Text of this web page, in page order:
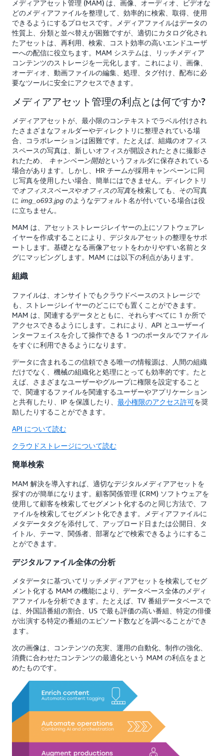
メディアアセット管理 (MAM) は、画像、オーディオ、ビデオな
どのメディアファイルを整理して、効率的に検索、取得、使用
できるようにするプロセスです。メディアファイルはデータの
性質上、分類と並べ替えが困難ですが、適切にカタログ化され
たアセットは、再利用、検索、コスト効率の高いエンドユーザ
ーへの配信に役立ちます。MAM システムは、リッチメディア
コンテンツのストレージを一元化します。これにより、画像、
オーディオ、動画ファイルの編集、処理、タグ付け、配布に必
要なツールに安全にアクセスできます。
メディアアセット管理の利点とは何ですか?
メディアアセットが、最小限のコンテキストでラベル付けされ
たさまざまなフォルダーやディレクトリに整理されている場
合、コラボレーションは困難です。たとえば、組織のオフィス
スペースの写真は、新しいオフィスが開設されたときに撮影さ
れたため、
キャンペーン開始というフォルダに保存されている
場合があります。しかし、HR チームが採用キャンペーンに同
じ写真を使用したい場合、簡単にはできません。ディレクトリ
でオフィススペースやオフィスの写真を検索しても、その写真
に img_o693.jpg のようなデフォルト名が付いている場合は役
に立ちません。
MAM は、アセットストレージレイヤーの上にソフトウェアレ
イヤーを作成することにより、デジタルアセットの整理をサポ
ートします。基礎となる画像アセットをわかりやすい名前とタ
グにマッピングします。MAM には以下の利点があります。
組織
ファイルは、オンサイトでもクラウドベースのストレージで
も、ストレージレイヤーのどこにでも置くことができます。
MAM は、関連するデータとともに、それらすべてに 1 か所で
アクセスできるようにします。これにより、API とユーザーイ
ンターフェイスを介して操作できる 1 つのポータルでファイル
をすぐに利用できるようになります。
データに含まれるこの信頼できる唯一の情報源は、人間の組織
だけでなく、機械の組織化と処理にとっても効率的です。たと
えば、さまざまなユーザーやグループに権限を設定すること
で、関連するファイルを関連するユーザーやアプリケーション
と共有したり、IP を保護したり、 最小権限のアクセス許可を奨
励したりすることができます。
API について読む
クラウドストレージについて読む
簡単検索
MAM 解決を導入すれば、適切なデジタルメディアアセットを
探すのが簡単になります。顧客関係管理 (CRM) ソフトウェアを
使用して顧客を検索してセグメント化するのと同じ方法で、フ
ァイルを検索してセグメント化できます。メディアファイルに
メタデータタグを添付して、アップロード日または公開日、タ
イトル、テーマ、関係者、部署などで検索できるようにするこ
とができます。
デジタルファイル全体の分析
メタデータに基づいてリッチメディアアセットを検索してセグ
メント化する MAM の機能により、データベース全体のメディ
アファイルを分析できます。たとえば、TV 番組データベースで
は、外国語番組の割合、US で最も評価の高い番組、特定の俳優
が出演する特定の番組のエピソード数などを調べることができ
ます。
次の画像は、コンテンツの充実、運用の自動化、制作の強化、
消費に合わせたコンテンツの最適化という MAM の利点をまと
めたものです。